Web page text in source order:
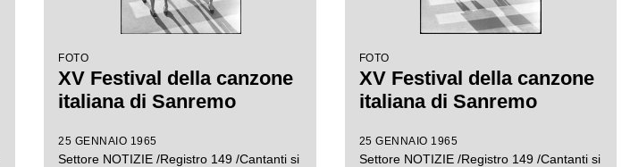
FOTO
XV Festival della canzone
italiana di Sanremo
25 GENNAIO 1965
Settore NOTIZIE /Registro 149 /Cantanti si
FOTO
XV Festival della canzone
italiana di Sanremo
25 GENNAIO 1965
Settore NOTIZIE /Registro 149 /Cantanti si